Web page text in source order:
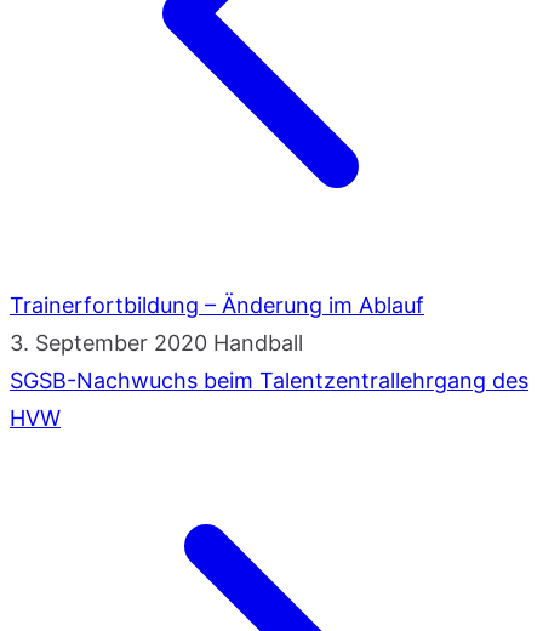
Trainerfortbildung – Änderung im Ablauf
3. September 2020 Handball
SGSB-Nachwuchs beim Talentzentrallehrgang des
HVW